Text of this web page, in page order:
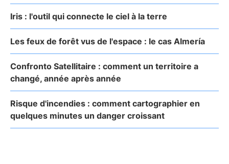
Iris : l'outil qui connecte le ciel à la terre
Les feux de forêt vus de l'espace : le cas Almería
Confronto Satellitaire : comment un territoire a
changé, année après année
Risque d'incendies : comment cartographier en
quelques minutes un danger croissant